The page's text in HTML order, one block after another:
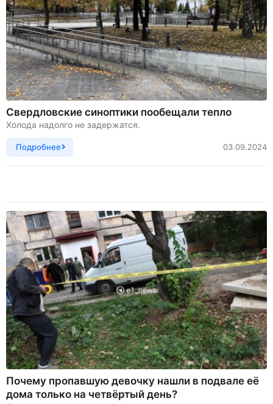
Свердловские синоптики пообещали тепло
Холода надолго не задержатся.
Подробнее 03.09.2024
Почему пропавшую девочку нашли в подвале её
дома только на четвёртый день?